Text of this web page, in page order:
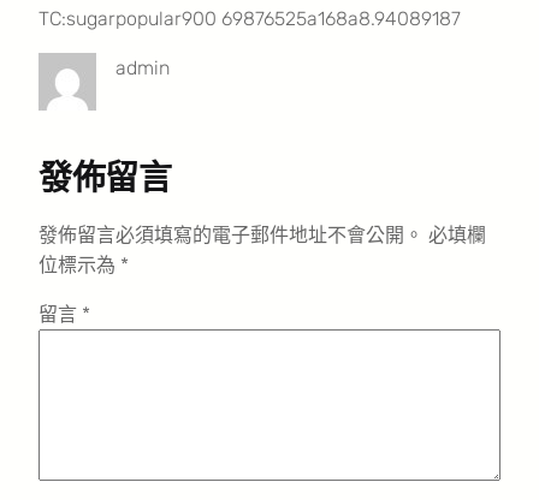
TC:sugarpopular900 69876525a168a8.94089187
admin
發佈留言
發佈留言必須填寫的電子郵件地址不會公開。 必填欄
位標示為 *
留言 *